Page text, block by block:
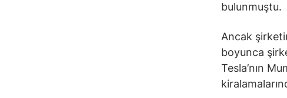
bulunmuştu.
Ancak
boyunca
Tesla’nın